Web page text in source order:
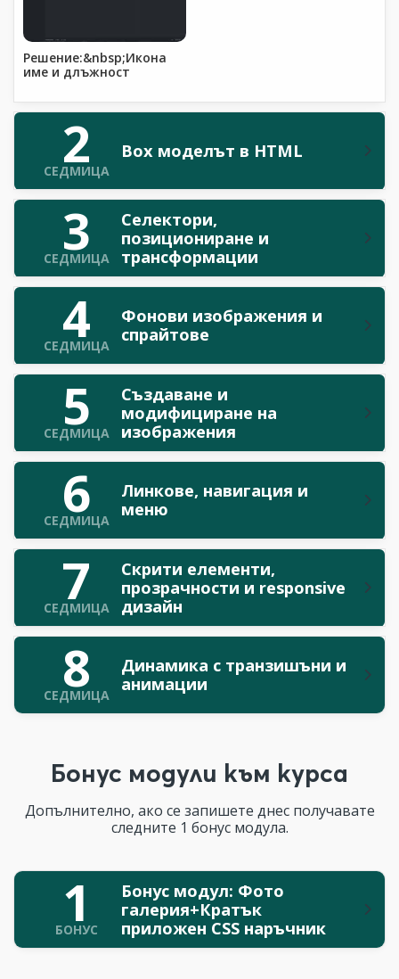
Решение:&nbsp;Икона
име и длъжност
2
СЕДМИЦА
Box моделът в HTML
3
СЕДМИЦА
Селектори,
позициониране и
трансформации
4
СЕДМИЦА
Фонови изображения и
спрайтове
5
СЕДМИЦА
Създаване и
модифициране на
изображения
6
СЕДМИЦА
Линкове, навигация и
меню
7
СЕДМИЦА
Скрити елементи,
прозрачности и responsive
дизайн
8
СЕДМИЦА
Динамика с транзишъни и
анимации
Бонус модули към курса
Допълнително, ако се запишете днес получавате
следните 1 бонус модула.
1
БОНУС
Бонус модул: Фото
галерия+Кратък
приложен CSS наръчник